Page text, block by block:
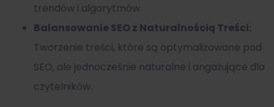
trendów i algorytmów.
Balansowanie SEO z Naturalnością Treści:
Tworzenie treści, które są optymalizowane pod
SEO, ale jednocześnie naturalne i angażujące dla
czytelników.